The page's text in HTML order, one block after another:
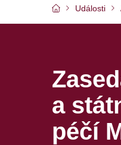
Události
a
péčí